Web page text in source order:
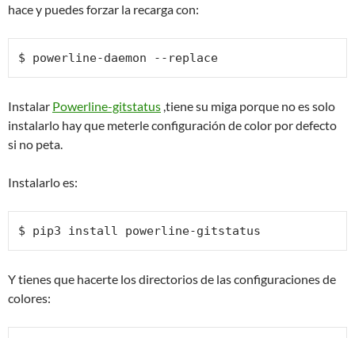
hace y puedes forzar la recarga con:
$ powerline-daemon --replace
Instalar Powerline-gitstatus ,tiene su miga porque no es solo
instalarlo hay que meterle configuración de color por defecto
si no peta.
Instalarlo es:
$ pip3 install powerline-gitstatus
Y tienes que hacerte los directorios de las configuraciones de
colores: